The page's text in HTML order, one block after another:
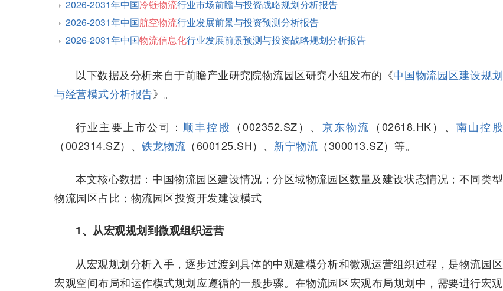
2026-2031年中国冷链物流行业市场前瞻与投资战略规划分析报告
2026-2031年中国航空物流行业发展前景与投资预测分析报告
2026-2031年中国物流信息化行业发展前景预测与投资战略规划分析报告
以下数据及分析来自于前瞻产业研究院物流园区研究小组发布的《中国物流园区建设规划
与经营模式分析报告》。
行业主要上市公司： 顺丰控股 （002352.SZ）、 京东物流 （02618.HK）、 南山控股
（002314.SZ）、 铁龙物流 （600125.SH）、 新宁物流 （300013.SZ）等。
本文核心数据：中国物流园区建设情况；分区域物流园区数量及建设状态情况；不同类型
物流园区占比；物流园区投资开发建设模式
1、从宏观规划到微观组织运营
从宏观规划分析入手，逐步过渡到具体的中观建模分析和微观运营组织过程，是物流园区
宏观空间布局和运作模式规划应遵循的一般步骤。在物流园区宏观布局规划中，需要进行宏观